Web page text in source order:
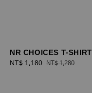
NR CHOICES T-SHIRT
Sale
NT$ 1,180 Regular
NT$ 1,280